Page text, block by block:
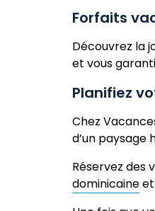
Forfaits
Découvrez la
et vous
Planifiez
Chez
d’un paysage
Réservez des
dominicaine